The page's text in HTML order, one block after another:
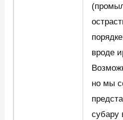
вроде
но мы
субару